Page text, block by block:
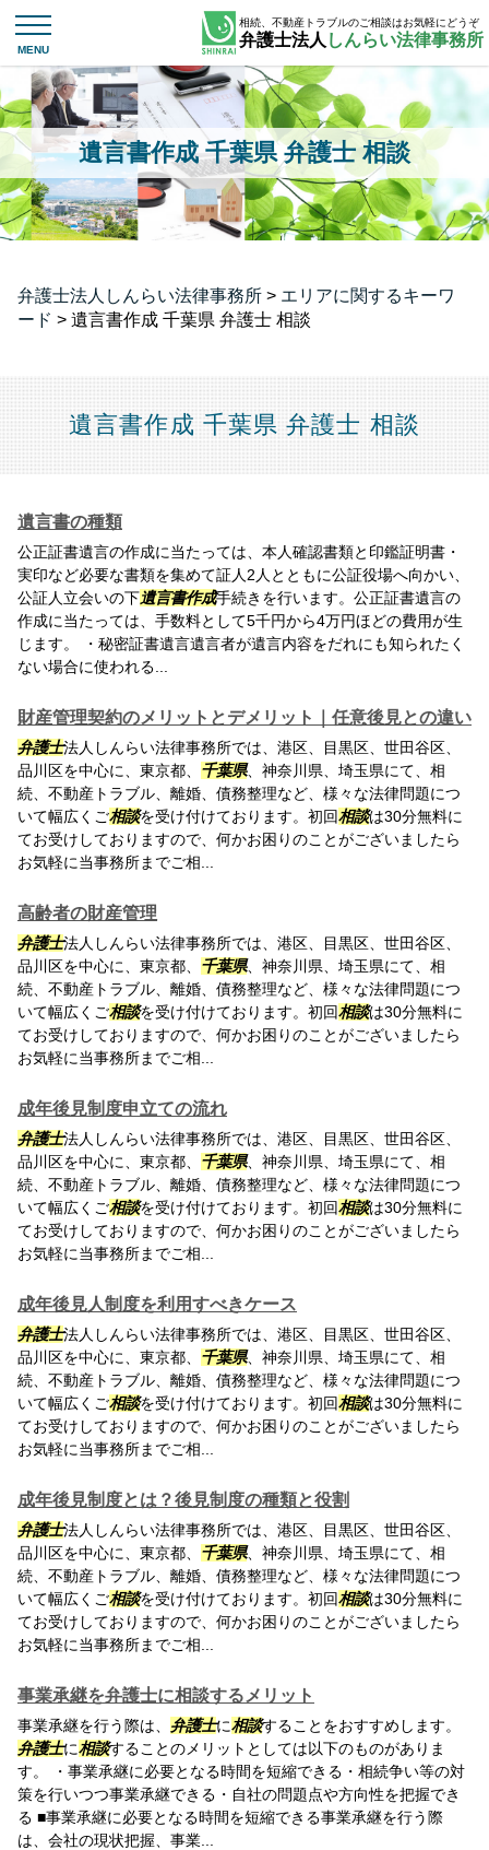
遺言書作成 千葉県 弁護士 相談
相続、不動産トラブルのご相談はお気軽にどうぞ
弁護士法人 しんらい法律事務所
弁護士法人しんらい法律事務所 > エリアに関するキーワ
ード > 遺言書作成 千葉県 弁護士 相談
遺言書作成 千葉県 弁護士 相談
遺言書の種類
公正証書遺言の作成に当たっては、本人確認書類と印鑑証明書・
実印など必要な書類を集めて証人2人とともに公証役場へ向かい、
公証人立会いの下遺言書作成手続きを行います。公正証書遺言の
作成に当たっては、手数料として5千円から4万円ほどの費用が生
じます。 ・秘密証書遺言遺言者が遺言内容をだれにも知られたく
ない場合に使われる...
財産管理契約のメリットとデメリット｜任意後見との違い
弁護士法人しんらい法律事務所では、港区、目黒区、世田谷区、
品川区を中心に、東京都、 千葉県、神奈川県、埼玉県にて、相
続、不動産トラブル、離婚、債務整理など、様々な法律問題につ
いて幅広くご相談を受け付けております。初回相談は30分無料に
てお受けしておりますので、何かお困りのことがございましたら
お気軽に当事務所までご相...
高齢者の財産管理
弁護士法人しんらい法律事務所では、港区、目黒区、世田谷区、
品川区を中心に、東京都、 千葉県、神奈川県、埼玉県にて、相
続、不動産トラブル、離婚、債務整理など、様々な法律問題につ
いて幅広くご相談を受け付けております。初回相談は30分無料に
てお受けしておりますので、何かお困りのことがございましたら
お気軽に当事務所までご相...
成年後見制度申立ての流れ
弁護士法人しんらい法律事務所では、港区、目黒区、世田谷区、
品川区を中心に、東京都、 千葉県、神奈川県、埼玉県にて、相
続、不動産トラブル、離婚、債務整理など、様々な法律問題につ
いて幅広くご相談を受け付けております。初回相談は30分無料に
てお受けしておりますので、何かお困りのことがございましたら
お気軽に当事務所までご相...
成年後見人制度を利用すべきケース
弁護士法人しんらい法律事務所では、港区、目黒区、世田谷区、
品川区を中心に、東京都、 千葉県、神奈川県、埼玉県にて、相
続、不動産トラブル、離婚、債務整理など、様々な法律問題につ
いて幅広くご相談を受け付けております。初回相談は30分無料に
てお受けしておりますので、何かお困りのことがございましたら
お気軽に当事務所までご相...
成年後見制度とは？後見制度の種類と役割
弁護士法人しんらい法律事務所では、港区、目黒区、世田谷区、
品川区を中心に、東京都、 千葉県、神奈川県、埼玉県にて、相
続、不動産トラブル、離婚、債務整理など、様々な法律問題につ
いて幅広くご相談を受け付けております。初回相談は30分無料に
てお受けしておりますので、何かお困りのことがございましたら
お気軽に当事務所までご相...
事業承継を弁護士に相談するメリット
事業承継を行う際は、 弁護士に相談することをおすすめします。
弁護士に相談することのメリットとしては以下のものがありま
す。 ・事業承継に必要となる時間を短縮できる・相続争い等の対
策を行いつつ事業承継できる・自社の問題点や方向性を把握でき
る ■事業承継に必要となる時間を短縮できる事業承継を行う際
は、会社の現状把握、事業...